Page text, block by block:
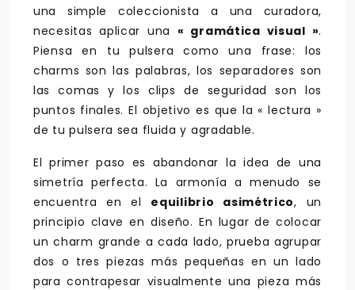
una simple coleccionista a una curadora,
necesitas aplicar una « gramática visual ».
Piensa en tu pulsera como una frase: los
charms son las palabras, los separadores son
las comas y los clips de seguridad son los
puntos finales. El objetivo es que la « lectura »
de tu pulsera sea fluida y agradable.
El primer paso es abandonar la idea de una
simetría perfecta. La armonía a menudo se
encuentra en el equilibrio asimétrico, un
principio clave en diseño. En lugar de colocar
un charm grande a cada lado, prueba agrupar
dos o tres piezas más pequeñas en un lado
para contrapesar visualmente una pieza más